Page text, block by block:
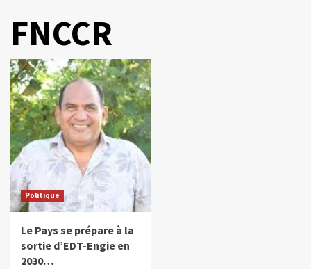
FNCCR
Politique
Le Pays se prépare à la
sortie d’EDT-Engie en
2030…